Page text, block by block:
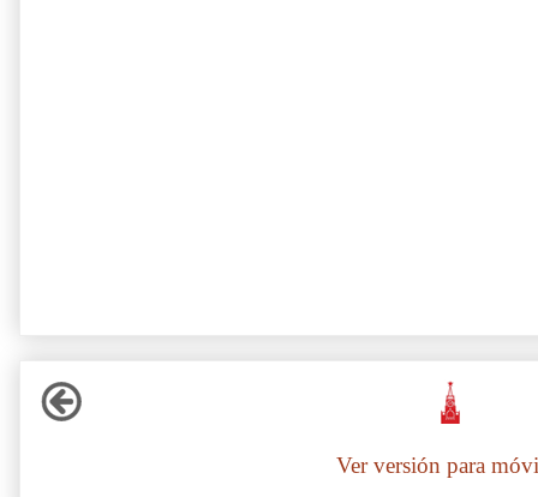
Ver versión para